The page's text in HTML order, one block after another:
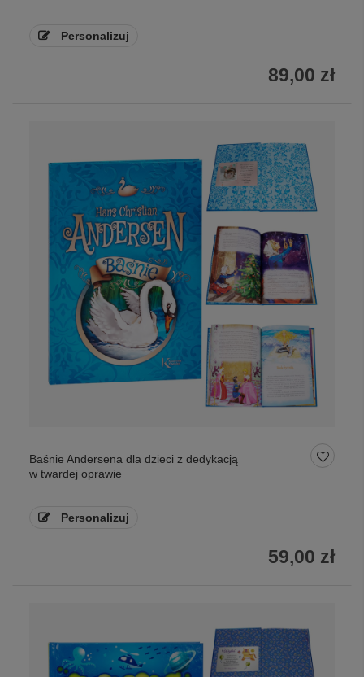
Personalizuj
89,00 zł
Baśnie Andersena dla dzieci z dedykacją
w twardej oprawie
Personalizuj
59,00 zł